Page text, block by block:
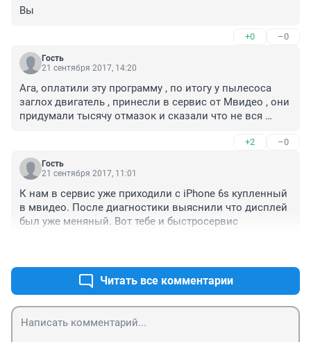
Вы
+0 –0
Гость
21 сентября 2017, 14:20
Ага, оплатили эту программу , по итогу у пылесоса
заглох двигатель , принесли в сервис от Мвидео , они
придумали тысячу отмазок и сказали что не вся
+2 –0
Гость
21 сентября 2017, 11:01
К нам в сервис уже приходили с iPhone 6s купленный
в мвидео. После диагностики выяснили что дисплей
был уже меняный. Вот тебе и быстросервис
Читать все комментарии